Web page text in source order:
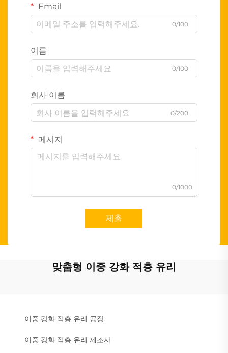
Email
0/100
이름
0/100
회사 이름
0/200
메시지
0/1000
제출
맞춤형 이중 강화 적층 유리
이중 강화 적층 유리 공장
이중 강화 적층 유리 제조사